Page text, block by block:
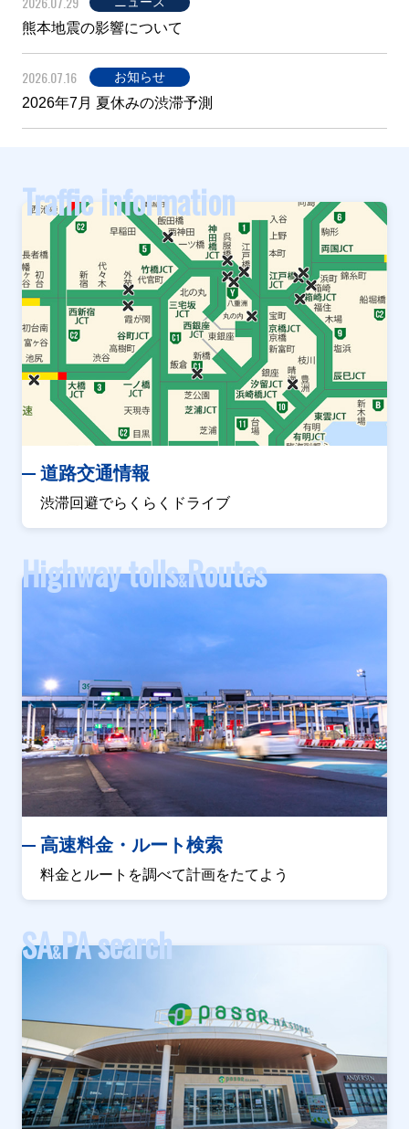
熊本地震の影響について
2026.07.16 お知らせ
2026年7月 夏休みの渋滞予測
Traffic information
道路交通情報
渋滞回避でらくらくドライブ
Highway tolls&Routes
高速料金・ルート検索
料金とルートを調べて計画をたてよう
SA&PA search